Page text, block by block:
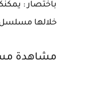
باختصار :
خلالها مسلسل
مشاهدة